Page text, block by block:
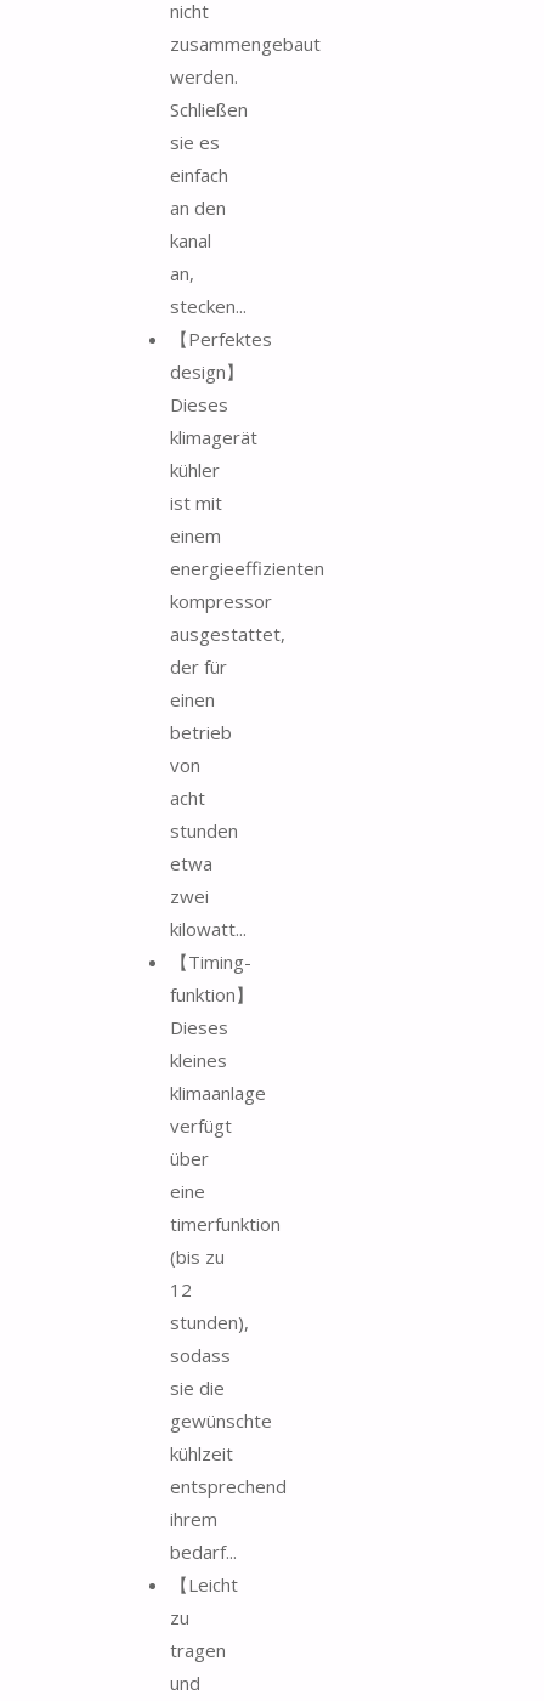
nicht
zusammengebaut
werden.
Schließen
sie es
einfach
an den
kanal
an,
stecken...
【Perfektes
design】
Dieses
klimagerät
kühler
ist mit
einem
energieeffizienten
kompressor
ausgestattet,
der für
einen
betrieb
von
acht
stunden
etwa
zwei
kilowatt...
【Timing-
funktion】
Dieses
kleines
klimaanlage
verfügt
über
eine
timerfunktion
(bis zu
12
stunden),
sodass
sie die
gewünschte
kühlzeit
entsprechend
ihrem
bedarf...
【Leicht
zu
tragen
und